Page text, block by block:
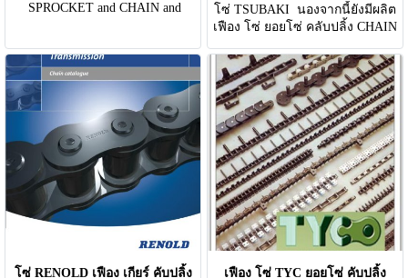
SPROCKET and CHAIN and
โซ่ TSUBAKI นองจากนี้ยังมีผลิต
เฟือง โซ่ ยอยโซ่ คลับปลิ้ง CHAIN
โซ่ RENOLD เฟือง เกียร์ คับปลิ้ง
เฟือง โซ่ TYC ยอยโซ่ คับปลิ้ง